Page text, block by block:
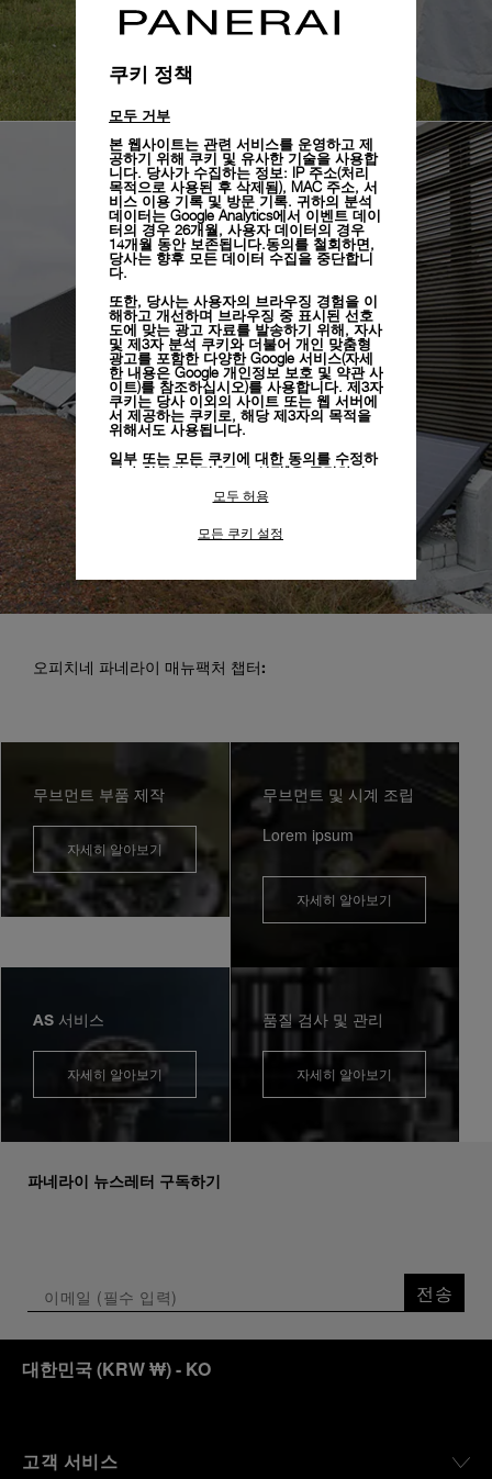
오피치네 파네라이 매뉴팩처 챕터:
무브먼트 부품 제작
자세히 알아보기
무브먼트 및 시계 조립
Lorem ipsum
자세히 알아보기
AS 서비스
자세히 알아보기
품질 검사 및 관리
자세히 알아보기
파네라이 뉴스레터 구독하기
전송
대한민국(KRW ₩)- KO
고객 서비스
쿠키 정책
모두 거부
본 웹사이트는 관련 서비스를 운영하고 제
공하기 위해 쿠키 및 유사한 기술을 사용합
니다. 당사가 수집하는 정보: IP 주소(처리
목적으로 사용된 후 삭제됨), MAC 주소, 서
비스 이용 기록 및 방문 기록. 귀하의 분석
데이터는 Google Analytics에서 이벤트 데이
터의 경우 26개월, 사용자 데이터의 경우
14개월 동안 보존됩니다.동의를 철회하면,
당사는 향후 모든 데이터 수집을 중단합니
다.
또한, 당사는 사용자의 브라우징 경험을 이
해하고 개선하며 브라우징 중 표시된 선호
도에 맞는 광고 자료를 발송하기 위해, 자사
및 제3자 분석 쿠키와 더불어 개인 맞춤형
광고를 포함한 다양한 Google 서비스(자세
한 내용은Google 개인정보 보호 및 약관 사
이트)를 참조하십시오)를 사용합니다. 제3자
쿠키는 당사 이외의 사이트 또는 웹 서버에
서 제공하는 쿠키로, 해당 제3자의 목적을
위해서도 사용됩니다.
일부 또는 모든 쿠키에 대한 동의를 수정하
거나 철회하려면 "쿠키 설정"을 클릭하거
수집하는 정보" 섹션을 참조하여 자세히 알
모든 쿠키의 사용에 동의하시려면 "모두 허
"모두 거부"를 클릭하시면 기술 쿠키만 사
용하는 데 동의하게 됩니다.
모두 허용
모든 쿠키 설정